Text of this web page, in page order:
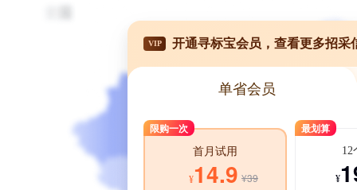
VIP 开通寻标宝会员，查看更多招采
单省会员
限购一次
首月试用
¥14.9 ¥39
最划算
12
¥